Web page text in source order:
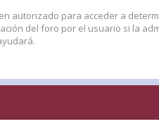
autorizado para acceder a
del foro por el usuario si la